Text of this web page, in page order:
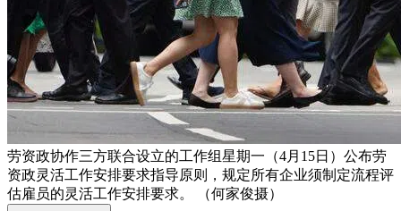
劳资政协作三方联合设立的工作组星期一（4月15日）公布劳
资政灵活工作安排要求指导原则，规定所有企业须制定流程评
估雇员的灵活工作安排要求。 （何家俊摄）